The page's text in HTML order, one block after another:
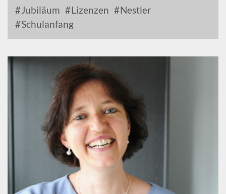
Jubiläum Lizenzen
Nestler
Schulanfang